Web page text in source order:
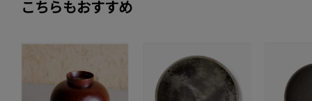
こちらもおすすめ